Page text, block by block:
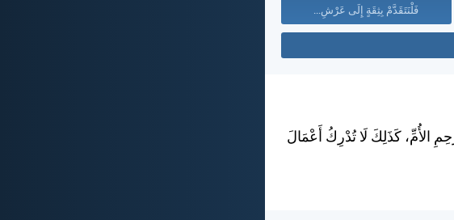
فَلْنَتَقَدَّمْ بِثِقَةٍ إِلَى عَرْشِ...
الأُمِّ، كَذَلِكَ لَا تُدْرِكُ أَعْمَالَ